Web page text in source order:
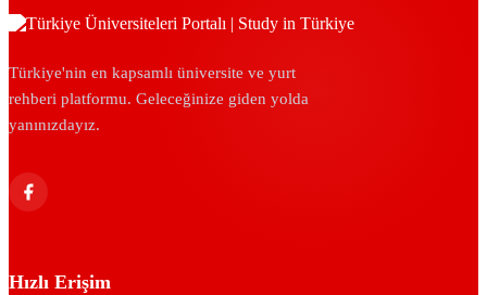
Türkiye'nin en kapsamlı üniversite ve yurt
rehberi platformu. Geleceğinize giden yolda
yanınızdayız.
Hızlı Erişim